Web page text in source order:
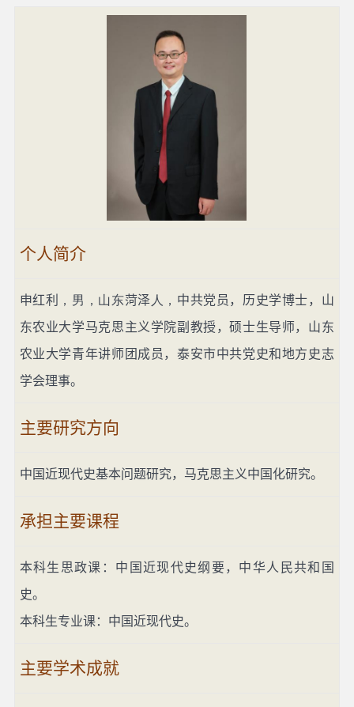
个人简介
申红利 ，男，山东菏泽 人， 中共党员，历史学博士，山
东农业大学马克思主义学院副教授，硕士生导师，山东
农业大学青年讲师团成员，泰安市中共党史和地方史志
学会理事。
主要研究方向
中国近现代史基本问题研究，马克思主义中国化研究。
承担主要课程
本科生思政课：中国近现代史纲要，中华人民共和国
史。
本科生专业课：中国近现代史。
主要学术成就